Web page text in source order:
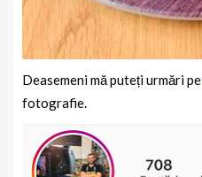
Deasemeni mă puteți urmări pe
fotografie.